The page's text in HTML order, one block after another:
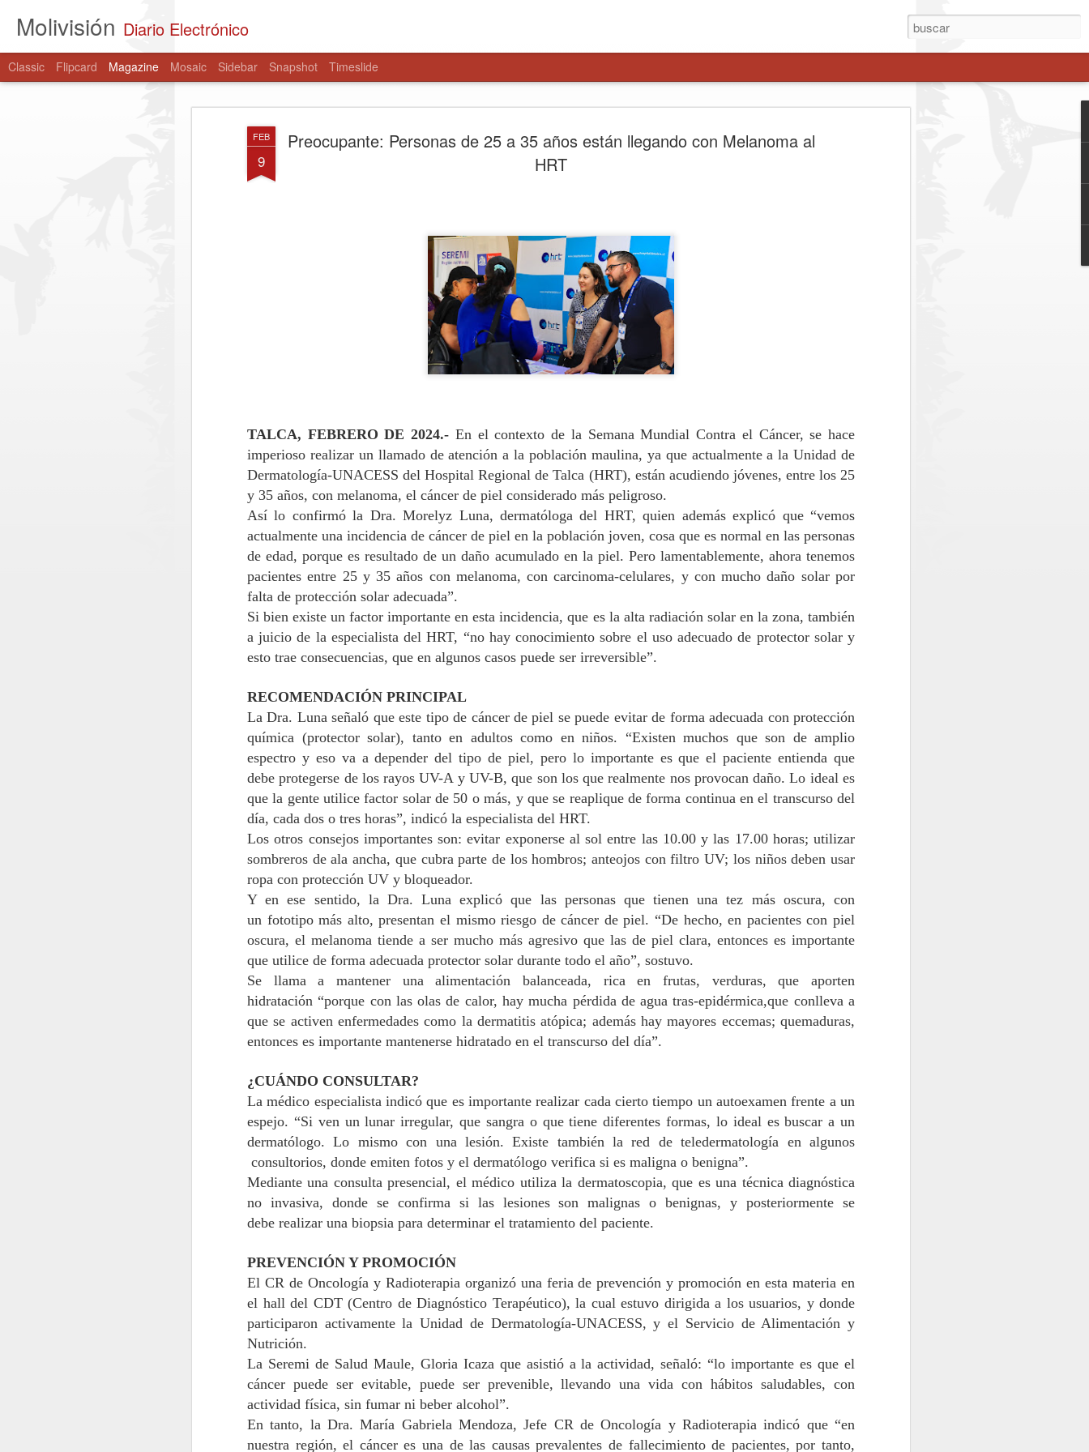
FEB
9
Preocupante: Personas de 25 a 35 años están llegando con Melanoma al
HRT
TALCA, FEBRERO DE 2024.- En el contexto de la Semana Mundial Contra el Cáncer, se hace
imperioso realizar un llamado de atención a la población maulina, ya que actualmentea la Unidad de
Dermatología-UNACESS del Hospital Regional de Talca (HRT), están acudiendo jóvenes, entre los 25
y 35 años, con melanoma, el cáncer de piel considerado más peligroso.
Así lo confirmó la Dra.Morelyz Luna, dermatóloga del HRT, quien además explicó que “vemos
actualmente una incidencia de cáncer de piel en la población joven, cosa que es normal en las personas
de edad, porqueesresultado de un daño acumulado en la piel. Pero lamentablemente, ahora tenemos
pacientes entre 25 y 35 años con melanoma, con carcinoma-celulares, y con mucho daño solar por
falta de protección solar adecuada”.
Si bien existe un factor importante en esta incidencia, que es la alta radiación solar en la zona, también
a juicio de la especialista del HRT, “no hay conocimiento sobre el uso adecuado de protector solar y
esto trae consecuencias, que en algunos casos puede ser irreversible”.
RECOMENDACIÓN PRINCIPAL
La Dra. Luna señaló que este tipode cáncer de piel se puede evitar de forma adecuada conprotección
química (protector solar), tanto en adultos como en niños. “Existen muchos que son de amplio
espectro y eso va a depender del tipo de piel, pero lo importante es que el paciente entienda que
debeprotegerse de losrayos UV-A y UV-B, que son los que realmente nos provocan daño. Lo ideal es
que la gente utilice factor solar de 50 o más, y que se reaplique de forma continua en el transcurso del
día, cada dos o tres horas”, indicó la especialista del HRT.
Los otros consejos importantes son: evitar exponerse al sol entre las 10.00 y las 17.00 horas; utilizar
sombreros de ala ancha, que cubra parte de los hombros; anteojos con filtro UV; los niños deben usar
ropa con protección UV y bloqueador.
Y en ese sentido, la Dra. Luna explicó que las personas que tienen una tez más oscura, con
un fototipomás alto, presentan el mismo riesgo de cáncer de piel. “De hecho,en pacientes con piel
oscura, el melanoma tiende a ser mucho más agresivo que las de piel clara, entonces es importante
que utilice de forma adecuada protector solar durante todo el año”, sostuvo.
Se llama a mantener unaalimentación balanceada, rica en frutas, verduras, que aporten
hidratación “porque con las olas de calor, hay mucha pérdida de aguatras-epidérmica,que conlleva a
que se activen enfermedades como la dermatitis atópica; además hay mayores eccemas;quemaduras,
entonces es importante mantenerse hidratado en el transcurso del día”.
¿CUÁNDO CONSULTAR?
La médico especialista indicó que es importante realizar cada cierto tiempo un autoexamen frente a un
espejo. “Si ven un lunar irregular, que sangra o que tiene diferentes formas, lo ideal es buscar a un
dermatólogo. Lo mismo con una lesión. Existe tambiénla red deteledermatología en algunos
consultorios, donde emiten fotos y el dermatólogo verifica si es maligna o benigna”.
Mediante una consulta presencial, el médico utiliza la dermatoscopia, que es una técnica diagnóstica
no invasiva, donde seconfirma si las lesiones son malignas o benignas, y posteriormente se
debe realizar una biopsia para determinar el tratamiento del paciente.
PREVENCIÓN Y PROMOCIÓN
El CR de Oncología y Radioterapia organizó una feria de prevención y promoción en esta materia en
el hall del CDT (Centro de Diagnóstico Terapéutico), la cual estuvo dirigida a los usuarios, y donde
participaron activamente la Unidad de Dermatología-UNACESS,yel Servicio de Alimentación y
Nutrición.
La Seremi de Salud Maule, Gloria Icaza que asistió a la actividad,señaló: “lo importante es que el
cáncer puede ser evitable, puede ser prevenible, llevando una vida con hábitos saludables, con
actividad física, sin fumar ni beber alcohol”.
En tanto, la Dra. María Gabriela Mendoza, Jefe CR de Oncología y Radioterapia indicó que “en
nuestra región, el cánceres una de las causas prevalentesde fallecimiento de pacientes, por tanto,
Molivisión Diario Electrónico
Classic Flipcard Magazine Mosaic Sidebar Snapshot Timeslide
7
HISTÓRICA INVERSIÓN DE
$4.650 MILLONES IMPULSA
La obra beneficiará a más de 21 mil habitantes y permitirá reforzar
la presencia policial, mejorar los tiempos de respuesta y fortalecer
la seguridad en uno de los sectores de mayor crecimiento de la
comuna.
Con la colocación de la primera piedra comenzó oficialmente la
construcción de la Subcomisaría de Carabineros Maule Norte, un
proyecto que contempla una inversión de $4.650.541.000 y que
busca fortalecer la cobertura policial en el sector norte de la
comuna de Maule.
del Maule y Carabineros de Chile. Del monto total, el Gobierno
Regional aporta $3.402 millones, equivalentes a cerca del 73% de
la inversión.
avanza como
alternativa estratégica
a Los Libertadores
El encuentro, liderado por el
gobernador Pedro Pablo Álvarez-
Salamanca y el delegado
presidencial Juan Eduardo Prieto,
sumó a parlamentarios y
consejeros regionales del Maule
para definir los primeros pasos
Talca, 6 de agosto de 2026.
6
Extraordinaria en
Lontué con resultados
positivos en materia de
prevención y
seguridad
Con el objetivo de fortalecer la
seguridad y prevenir la comisión
de delitos, Carabineros de la 4ª
Comisaría Molina, en la localidad
de Lontué, desarrolló una Ronda
Extraordinaria de Servicios
Preventivos, desplegando
controles y fiscalizaciones en
distintos puntos
El lanzamiento de esta ronda fue
encabezado por la Prefecto de
Carabineros de Curicó, Coronel
Evelyn Osses Vásquez, junto al
Delegado Presidencial Provincial
de Curicó, Óscar Águila; el
Alcalde de Molina, José Policía
PESOS PERMITIRÁN
MEJORAR
INFRAESTRUCTURA
DE TRES ESCUELAS
MUNICIPALES DE
TENO
• Los recursos, gestionados por la
administración del alcalde Wildo
Farías y postulados por el DAEM,
las escuelas El Guindo
($122.373.016) y Huemul
($101.424.507), enfocadas en
aulas modulares, revestimientos,
pisos y cierres perimetrales. En
tanto, la Escuela Teno Ciclo 2
($68.250.249) renovará por
completo su red eléctrica,
garantizando espacios más
seguros y modernos para la
de paciente aislado en
Curepto
Municipio de Curepto destaca vital
colaboración junto a la Delegación
Presidencial del Maule y
Gracias a una rápida y coordinada
la Delegación Presidencial
Regional encabezada por Juan
Eduardo Prieto y la institución
policial, un helicóptero
récord para efectuar el traslado de
urgencia de un vecino con graves
complicaciones de salud hacia
AUG
1
Una posta inutilizada y atención en una clinica móvil:
La realidad que constató CONFUSAM en Vichuquén
CONFUSAM del Maule realizó el pasado 31 de julio una visita en
terreno a la comuna de Vichuquén, específicamente al sector de
Boyeruca, con el objetivo de conocer la realidad que enfrentan las y los
funcionarios de salud tras el incendio que destruyó por completo la
Posta Rural de Boyeruca, ocurrido el 17 de diciembre de 2025.
JUL
30
PDI MAULE DESARROLLÓ FISCALIZACIONES
MIGRATORIAS SIMULTÁNEAS EN TALCA Y
PROVINCIA DE LINARES
de Talca y Linares realizaron fiscalizaciones simultáneas en distintos
sectores céntricos de la capital regional y en las comunas de Longaví,
Yerbas Buenas, Retiro y Linares, para verificar el cumplimiento de la
Ley de Migración y Extranjería.
En Talca fueron fiscalizadas 38 personas extranjeras, registrándose 6
denuncias por infracciones a la normativa migratoria y 2 notificaciones
administrativas.
JUL
29
Cabo 1° Honorario David Díaz celebró sus 15 años
acompañado por Carabineros de Teno
En una emotiva jornada, la Oficina de Integración Comunitaria (MICC)
número 15 del Cabo 1° Honorario David Díaz Troncoso, quien forma
parte de la familia de Carabineros de Chile desde el año 2017.
Durante la visita, el personal compartió con David y su familia,
entregándole un afectuoso saludo y reafirmando el estrecho vínculo que
29
Matrimonios de Linares reciben reconocimiento por
sus 50 años de vida en común
Dos matrimonios de la provincia de Linares fueron homenajeados por
cumplir 50 años de matrimonio, recibiendo el Bono Bodas de Oro
entregado por el IPS Maule. Miguel Muñoz y Teresa Valdés, de